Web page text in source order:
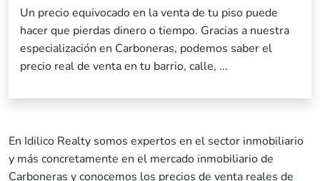
Un precio equivocado en la venta de tu piso puede
hacer que pierdas dinero o tiempo. Gracias a nuestra
especialización en Carboneras, podemos saber el
precio real de venta en tu barrio, calle, ...
En Idilico Realty somos expertos en el sector inmobiliario
y más concretamente en el mercado inmobiliario de
Carboneras y conocemos los precios de venta reales de